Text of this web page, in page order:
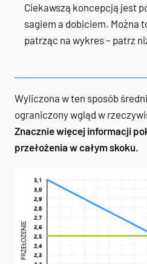
Ciekawszą koncepcją jest
sagiem a dobiciem. Można
patrząc na wykres – patrz
Wyliczona w ten sposób
ograniczony wgląd w
Znacznie więcej informacji
przełożenia w całym skoku.